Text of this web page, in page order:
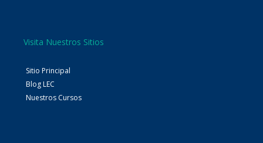
Visita Nuestros Sitios
Sitio Principal
Blog LEC
Nuestros Cursos